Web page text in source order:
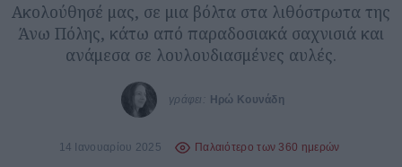
Ακολούθησέ μας, σε μια βόλτα στα λιθόστρωτα της
Άνω Πόλης, κάτω από παραδοσιακά σαχνισιά και
ανάμεσα σε λουλουδιασμένες αυλές.
γράφει: Ηρώ Κουνάδη
14 Ιανουαρίου 2025 Παλαιότερο των 360 ημερών